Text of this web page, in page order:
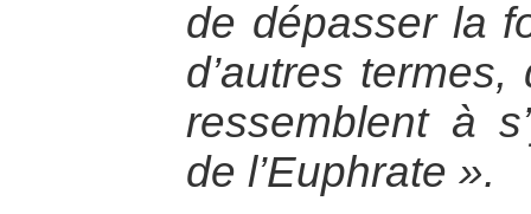
de dépasser la
d’autres
ressemblent à
de l’Euphrate ».